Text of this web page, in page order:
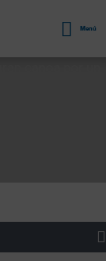
Menú